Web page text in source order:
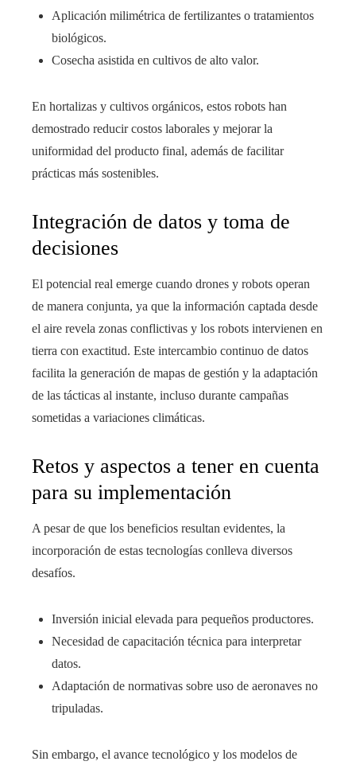
Aplicación milimétrica de fertilizantes o tratamientos
biológicos.
Cosecha asistida en cultivos de alto valor.
En hortalizas y cultivos orgánicos, estos robots han
demostrado reducir costos laborales y mejorar la
uniformidad del producto final, además de facilitar
prácticas más sostenibles.
Integración de datos y toma de
decisiones
El potencial real emerge cuando drones y robots operan
de manera conjunta, ya que la información captada desde
el aire revela zonas conflictivas y los robots intervienen en
tierra con exactitud. Este intercambio continuo de datos
facilita la generación de mapas de gestión y la adaptación
de las tácticas al instante, incluso durante campañas
sometidas a variaciones climáticas.
Retos y aspectos a tener en cuenta
para su implementación
A pesar de que los beneficios resultan evidentes, la
incorporación de estas tecnologías conlleva diversos
desafíos.
Inversión inicial elevada para pequeños productores.
Necesidad de capacitación técnica para interpretar
datos.
Adaptación de normativas sobre uso de aeronaves no
tripuladas.
Sin embargo, el avance tecnológico y los modelos de